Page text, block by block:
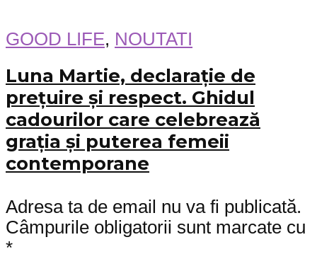
GOOD LIFE, NOUTATI
Luna Martie, declarație de
prețuire și respect. Ghidul
cadourilor care celebrează
grația și puterea femeii
contemporane
Adresa ta de email nu va fi publicată.
Câmpurile obligatorii sunt marcate cu
*